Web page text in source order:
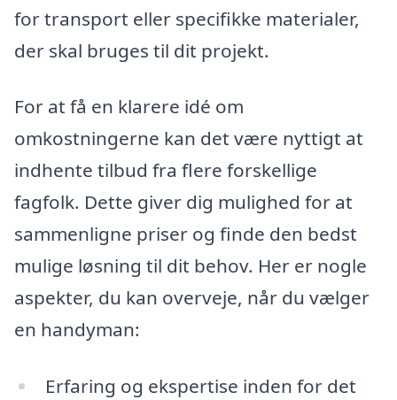
for transport eller specifikke materialer,
der skal bruges til dit projekt.
For at få en klarere idé om
omkostningerne kan det være nyttigt at
indhente tilbud fra flere forskellige
fagfolk. Dette giver dig mulighed for at
sammenligne priser og finde den bedst
mulige løsning til dit behov. Her er nogle
aspekter, du kan overveje, når du vælger
en handyman:
Erfaring og ekspertise inden for det